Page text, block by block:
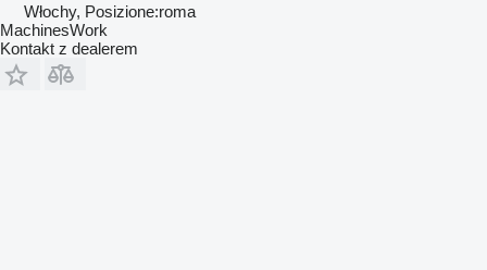
Włochy, Posizione:roma
MachinesWork
Kontakt z dealerem